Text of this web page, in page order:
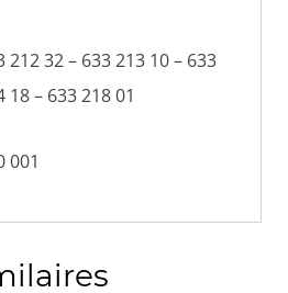
212 32 – 633 213 10 – 633
18 – 633 218 01
001